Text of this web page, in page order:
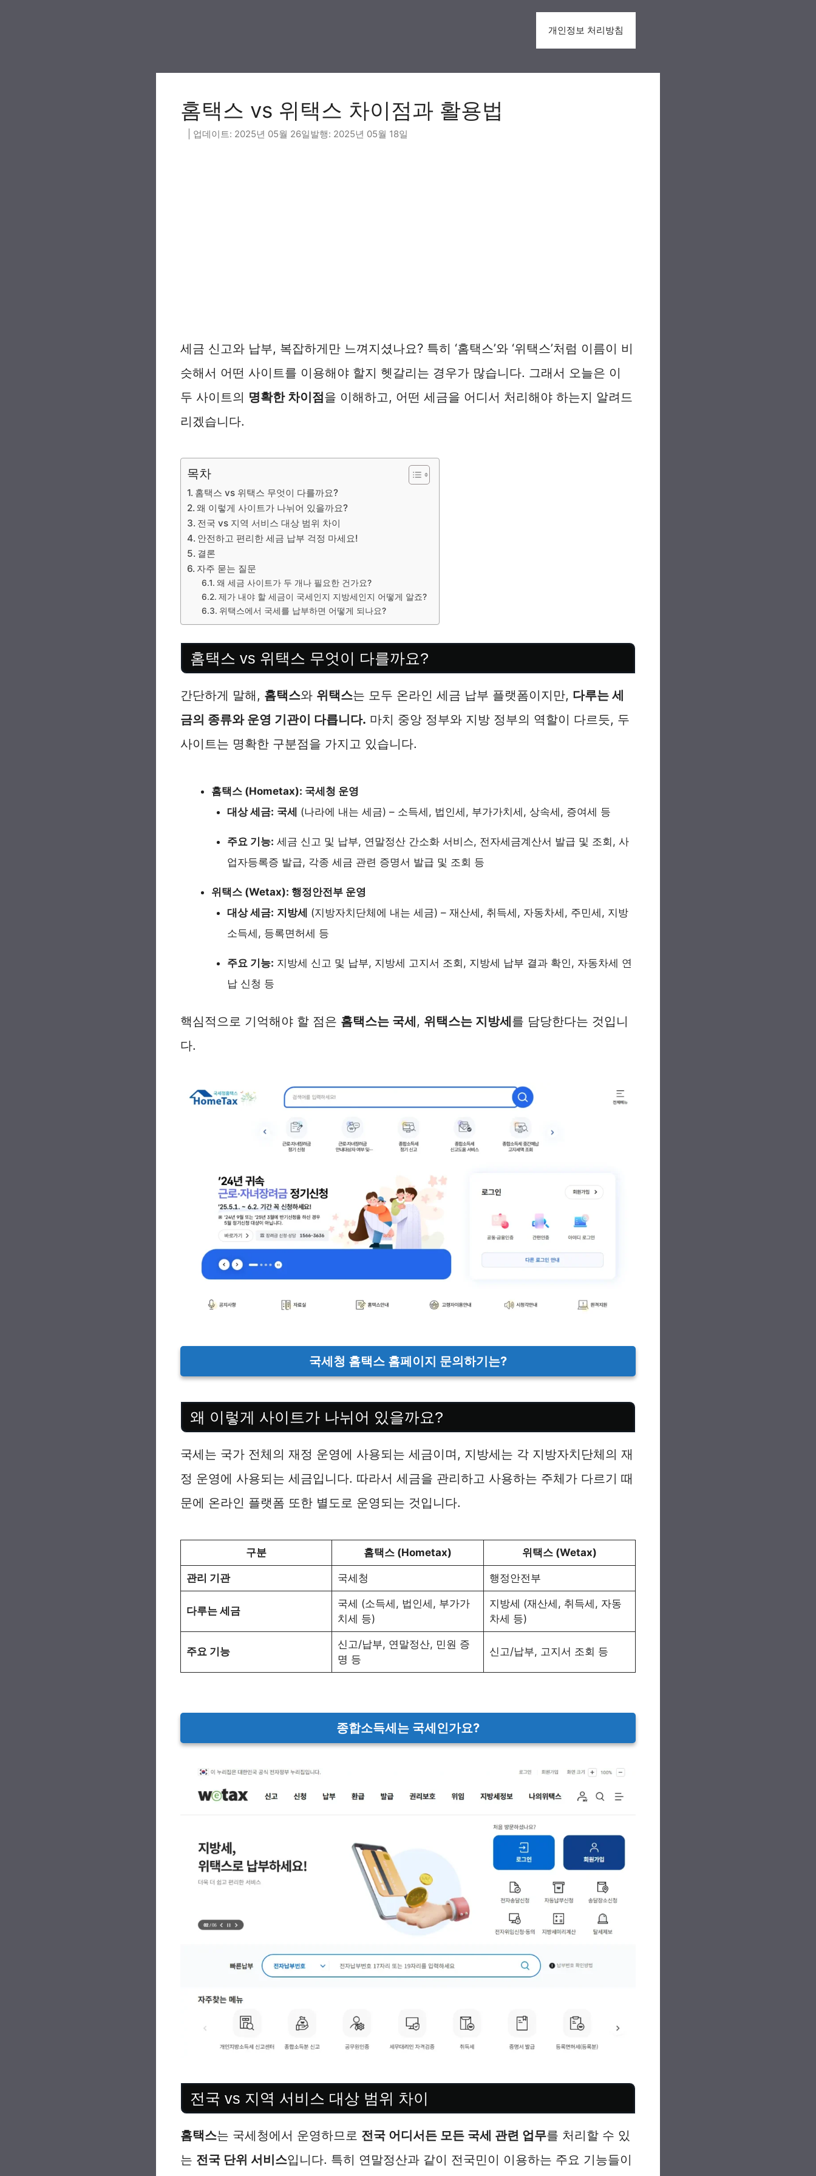
개인정보 처리방침
홈택스 vs 위택스 차이점과 활용법
2025년 05월 26일 2025년 05월 18일
세금 신고와 납부, 복잡하게만 느껴지셨나요? 특히 ‘홈택스’와 ‘위택스’처럼 이름이 비
슷해서 어떤 사이트를 이용해야 할지 헷갈리는 경우가 많습니다. 그래서 오늘은 이
두 사이트의 명확한 차이점을 이해하고, 어떤 세금을 어디서 처리해야 하는지 알려드
리겠습니다.
목차
홈택스 vs 위택스 무엇이 다를까요?
왜 이렇게 사이트가 나뉘어 있을까요?
전국 vs 지역 서비스 대상 범위 차이
안전하고 편리한 세금 납부 걱정 마세요!
결론
자주 묻는 질문
왜 세금 사이트가 두 개나 필요한 건가요?
제가 내야 할 세금이 국세인지 지방세인지 어떻게 알죠?
위택스에서 국세를 납부하면 어떻게 되나요?
홈택스 vs 위택스 무엇이 다를까요?
간단하게 말해, 홈택스와 위택스는 모두 온라인 세금 납부 플랫폼이지만, 다루는 세
금의 종류와 운영 기관이 다릅니다. 마치 중앙 정부와 지방 정부의 역할이 다르듯, 두
사이트는 명확한 구분점을 가지고 있습니다.
홈택스 (Hometax): 국세청 운영
대상 세금: 국세 (나라에 내는 세금) – 소득세, 법인세, 부가가치세, 상속세, 증여세 등
주요 기능: 세금 신고 및 납부, 연말정산 간소화 서비스, 전자세금계산서 발급 및 조회, 사
업자등록증 발급, 각종 세금 관련 증명서 발급 및 조회 등
위택스 (Wetax): 행정안전부 운영
대상 세금: 지방세 (지방자치단체에 내는 세금) – 재산세, 취득세, 자동차세, 주민세, 지방
소득세, 등록면허세 등
주요 기능: 지방세 신고 및 납부, 지방세 고지서 조회, 지방세 납부 결과 확인, 자동차세 연
납 신청 등
핵심적으로 기억해야 할 점은 홈택스는 국세, 위택스는 지방세를 담당한다는 것입니
다.
국세청 홈택스 홈페이지 문의하기는?
왜 이렇게 사이트가 나뉘어 있을까요?
국세는 국가 전체의 재정 운영에 사용되는 세금이며, 지방세는 각 지방자치단체의 재
정 운영에 사용되는 세금입니다. 따라서 세금을 관리하고 사용하는 주체가 다르기 때
문에 온라인 플랫폼 또한 별도로 운영되는 것입니다.
구분 홈택스 (Hometax) 위택스 (Wetax)
관리 기관 국세청 행정안전부
다루는 세금
국세 (소득세, 법인세, 부가가
치세 등)
지방세 (재산세, 취득세, 자동
차세 등)
주요 기능
신고/납부, 연말정산, 민원 증
명 등
신고/납부, 고지서 조회 등
종합소득세는 국세인가요?
전국 vs 지역 서비스 대상 범위 차이
홈택스는 국세청에서 운영하므로 전국 어디서든 모든 국세 관련 업무를 처리할 수 있
는 전국 단위 서비스입니다. 특히 연말정산과 같이 전국민이 이용하는 주요 기능들이